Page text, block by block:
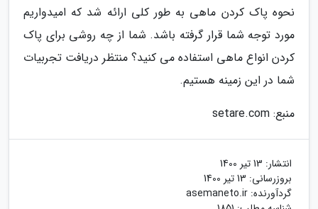
نحوه پاک کردن ماهی به طور کلی ارائه شد که امیدواریم
مورد توجه شما قرار گرفته باشد. شما از چه روشی برای پاک
کردن انواع ماهی استفاده می کنید؟ منتظر دریافت تجربیات
شما در این زمینه هستیم.
منبع: setare.com
انتشار: 13 تیر 1400
بروزرسانی: 13 تیر 1400
گردآورنده: asemaneto.ir